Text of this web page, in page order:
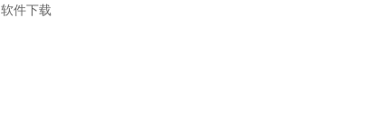
软件下载